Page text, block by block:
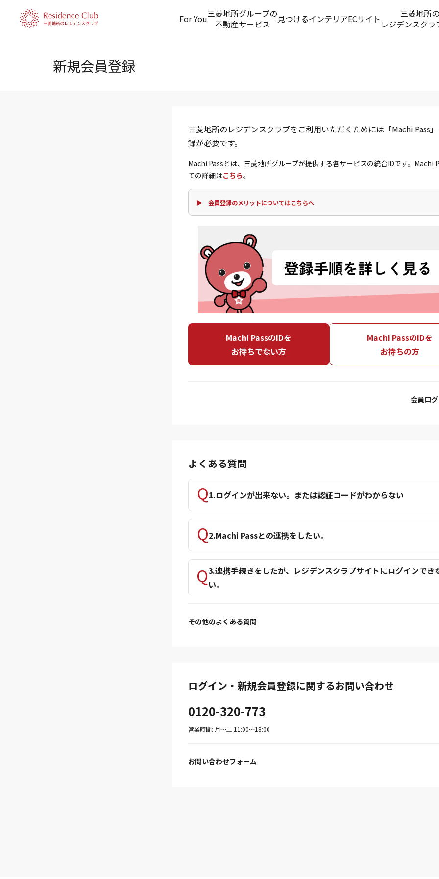
For You三菱地所グループの
不動産サービス
見つけるインテリアECサイト
三菱地所の
レジデンスクラ
新規会員登録
三菱地所のレジデンスクラブをご利用いただくためには「Machi Pass
録が必要です。
Machi Passとは、三菱地所グループが提供する各サービスの統合IDです。Machi
ての詳細はこちら。
▶ 会員登録のメリットについてはこちらへ
Machi PassのIDを
お持ちでない方
Machi PassのIDを
お持ちの方
会員ロ
よくある質問
1.ログインが出来ない。または認証コードがわからない
2.Machi Passとの連携をしたい。
3.連携手続きをしたが、レジデンスクラブサイトにログインでき
い。
その他のよくある質問
ログイン・新規会員登録に関するお問い合わせ
0120-320-773
営業時間: 月〜土 11:00〜18:00
お問い合わせフォーム